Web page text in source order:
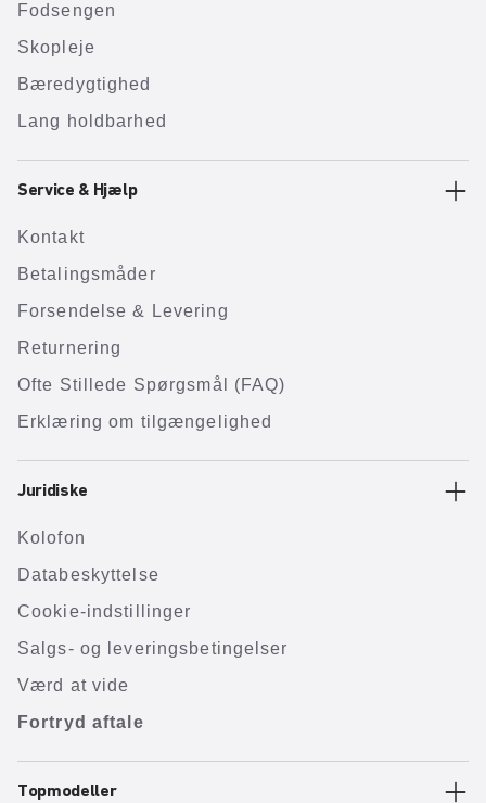
Fodsengen
Skopleje
Bæredygtighed
Lang holdbarhed
Service & Hjælp
Kontakt
Betalingsmåder
Forsendelse & Levering
Returnering
Ofte Stillede Spørgsmål (FAQ)
Erklæring om tilgængelighed
Juridiske
Kolofon
Databeskyttelse
Cookie-indstillinger
Salgs- og leveringsbetingelser
Værd at vide
Fortryd aftale
Topmodeller